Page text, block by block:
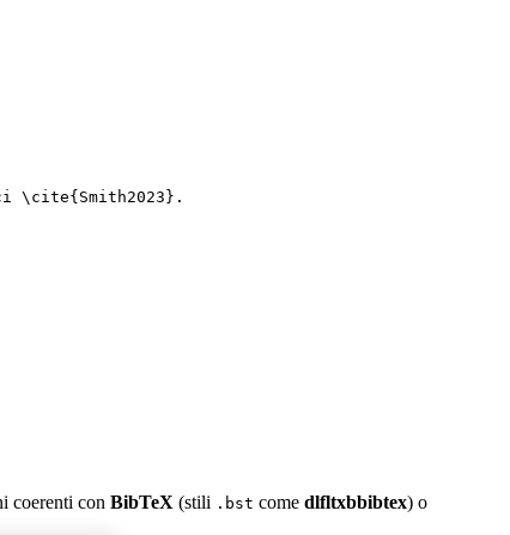
\cite{ Smith2023 }.
coerenti con BibTeX (stili .bst come dlfltxbbibtex) o